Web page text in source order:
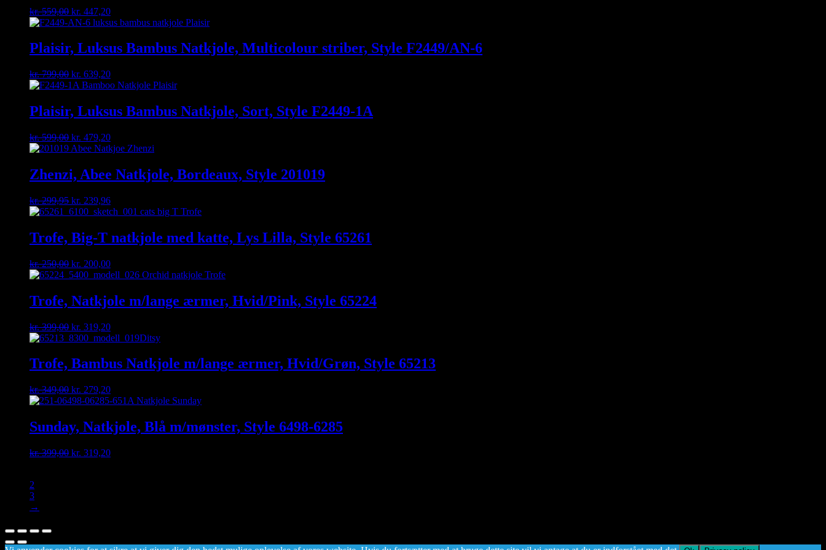
kr.559,00 Original
price
kr. 559,00.
kr. 447,20Current
price
kr. 447,20.
Plaisir, Luksus Bambus Natkjole, Multicolour striber, Style F2449/AN-6
kr.799,00 Original
price
kr. 799,00.
kr. 639,20Current
price
kr. 639,20.
Plaisir, Luksus Bambus Natkjole, Sort, Style F2449-1A
kr.599,00 Original
price
kr. 599,00.
kr. 479,20Current
price
kr. 479,20.
Zhenzi, Abee Natkjole, Bordeaux, Style 201019
kr.299,95 Original
price
kr. 299,95.
kr. 239,96Current
price
kr. 239,96.
Trofe, Big-T natkjole med katte, Lys Lilla, Style 65261
kr.250,00 Original
price
kr. 250,00.
kr. 200,00Current
price
kr. 200,00.
Trofe, Natkjole m/lange ærmer, Hvid/Pink, Style 65224
kr.399,00 Original
price
kr. 399,00.
kr. 319,20Current
price
kr. 319,20.
Trofe, Bambus Natkjole m/lange ærmer, Hvid/Grøn, Style 65213
kr.349,00 Original
price
kr. 349,00.
kr. 279,20Current
price
kr. 279,20.
Sunday, Natkjole, Blå m/mønster, Style 6498-6285
kr.399,00 Original
kr. 319,20Current
2
3
→